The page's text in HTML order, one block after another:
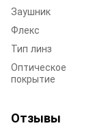
Заушник
Флекс
Тип линз
Оптическое
покрытие
Отзывы